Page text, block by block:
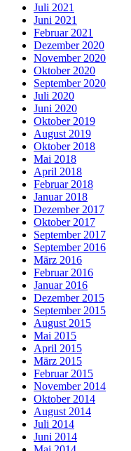
Juli 2021
Juni 2021
Februar 2021
Dezember 2020
November 2020
Oktober 2020
September 2020
Juli 2020
Juni 2020
Oktober 2019
August 2019
Oktober 2018
Mai 2018
April 2018
Februar 2018
Januar 2018
Dezember 2017
Oktober 2017
September 2017
September 2016
März 2016
Februar 2016
Januar 2016
Dezember 2015
September 2015
August 2015
Mai 2015
April 2015
März 2015
Februar 2015
November 2014
Oktober 2014
August 2014
Juli 2014
Juni 2014